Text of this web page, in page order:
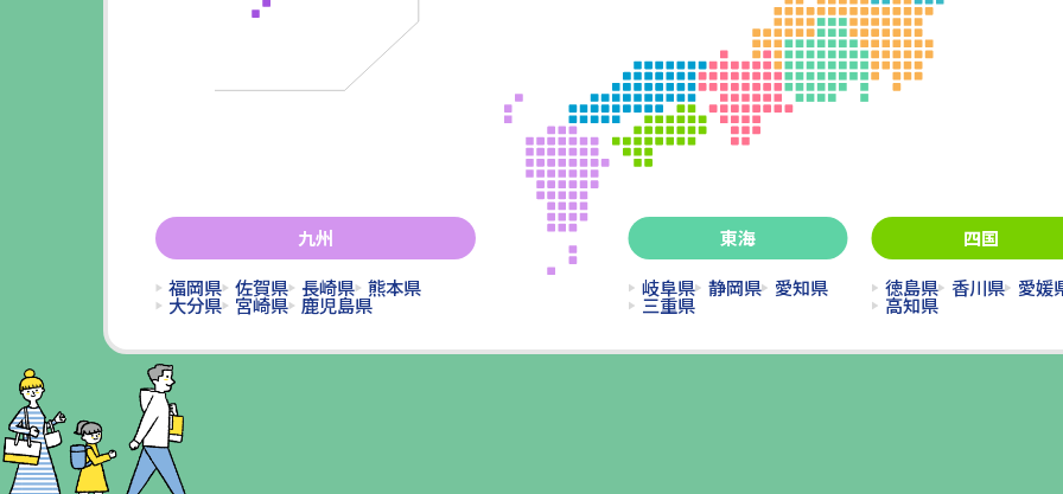
東海
岐阜県 静岡県 愛知県
三重県
四国
徳島県 香川県 愛媛
高知県
九州
福岡県 佐賀県 長崎県 熊本県
大分県 宮崎県 鹿児島県